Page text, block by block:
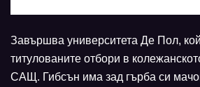
Завършва университета Де Пол,
титулованите отбори в
САЩ. Гибсън има зад гърба си